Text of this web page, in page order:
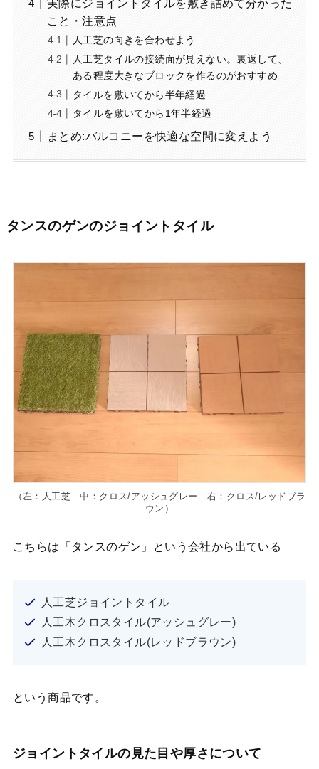
実際にジョイントタイルを敷き詰めて分かった
こと・注意点
人工芝の向きを合わせよう
人工芝タイルの接続面が見えない。裏返して、
ある程度大きなブロックを作るのがおすすめ
タイルを敷いてから半年経過
タイルを敷いてから1年半経過
まとめ:バルコニーを快適な空間に変えよう
タンスのゲンのジョイントタイル
（左：人工芝 中：クロス/アッシュグレー 右：クロス/レッドブラ
ウン）
こちらは「タンスのゲン」という会社から出ている
人工芝ジョイントタイル
人工木クロスタイル(アッシュグレー)
人工木クロスタイル(レッドブラウン)
という商品です。
ジョイントタイルの見た目や厚さについて